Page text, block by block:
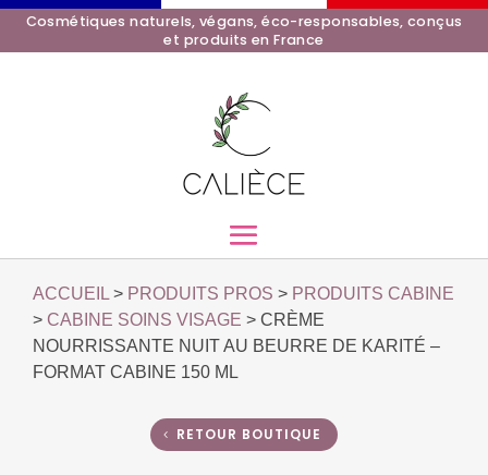
Cosmétiques naturels, végans, éco-responsables, conçus
et produits en France
ACCUEIL > PRODUITS PROS > PRODUITS CABINE
> CABINE SOINS VISAGE > CRÈME
NOURRISSANTE NUIT AU BEURRE DE KARITÉ –
FORMAT CABINE 150 ML
RETOUR BOUTIQUE